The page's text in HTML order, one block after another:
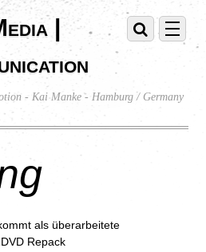
|
- Kai Manke - Hamburg / Germany